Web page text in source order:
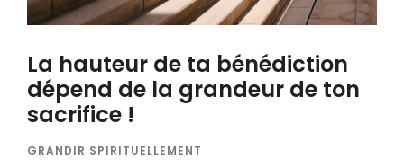
La hauteur de ta bénédiction
dépend de la grandeur de ton
sacrifice !
GRANDIR SPIRITUELLEMENT